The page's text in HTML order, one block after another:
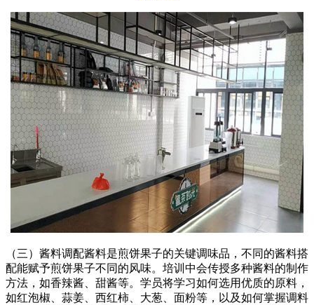
（三）酱料调配酱料是煎饼果子的关键调味品，不同的酱料搭
配能赋予煎饼果子不同的风味。培训中会传授多种酱料的制作
方法，如香辣酱、甜酱等。学员将学习如何选用优质的原料，
如红泡椒、蒜姜、西红柿、大葱、面粉等，以及如何掌握调料